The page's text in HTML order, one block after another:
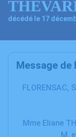
décédé le 17
Message de
FLORENSAC,
Mme Eliane
M.